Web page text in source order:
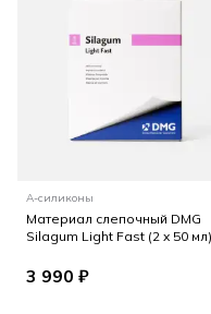
А-силиконы
Материал слепочный DMG
Silagum Light Fast (2 x 50 мл)
3 990 ₽